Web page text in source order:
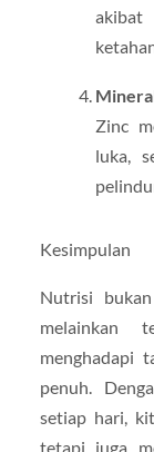
Zinc
luka,
Kesimpulan
Nutrisi
melainkan
menghadapi
penuh.
setiap hari,
tetapi juga